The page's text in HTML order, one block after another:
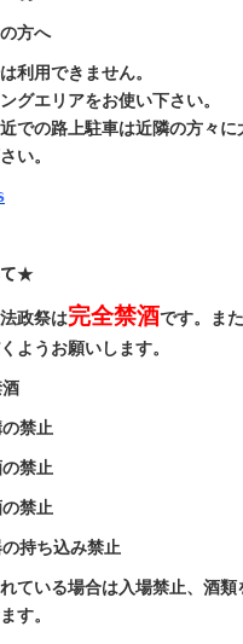
方へ
利用できません。
グエリアをお使い下さい。
での路上駐車は近隣の方々
い。
★
政祭は完全禁酒です。ま
ようお願いします。
禁止
禁止
禁止
持ち込み禁止
ている場合は入場禁止、酒
す。